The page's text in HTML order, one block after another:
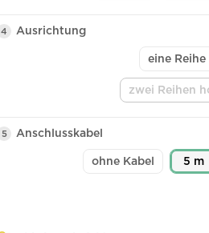
4 Ausrichtung
eine
zwei Reihen
5 Anschlusskabel
ohne Kabel 5 m